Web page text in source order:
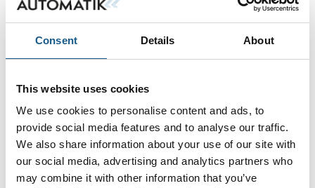
Consent Details About
This website uses cookies
We use cookies to personalise content and ads, to
provide social media features and to analyse our traffic.
We also share information about your use of our site with
our social media, advertising and analytics partners who
may combine it with other information that you’ve
På messen
MAGNETVENTILER FRA ODE
På messen
ULTALYDS FLOWMÅLER I MINIUDGAVE -
IFS